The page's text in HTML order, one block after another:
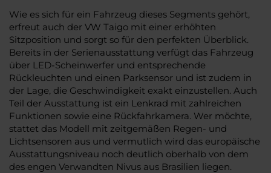
Wie es sich für ein Fahrzeug dieses Segments gehört,
erfreut auch der VW Taigo mit einer erhöhten
Sitzposition und sorgt so für den perfekten Überblick.
Bereits in der Serienausstattung verfügt das Fahrzeug
über LED-Scheinwerfer und entsprechende
Rückleuchten und einen Parksensor und ist zudem in
der Lage, die Geschwindigkeit exakt einzustellen. Auch
Teil der Ausstattung ist ein Lenkrad mit zahlreichen
Funktionen sowie eine Rückfahrkamera. Wer möchte,
stattet das Modell mit zeitgemäßen Regen- und
Lichtsensoren aus und vermutlich wird das europäische
Ausstattungsniveau noch deutlich oberhalb von dem
des engen Verwandten Nivus aus Brasilien liegen.